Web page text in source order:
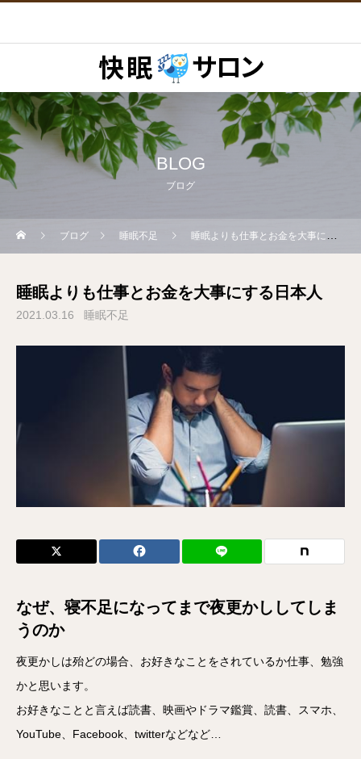
BLOG
ブログ
ブログ 睡眠不足 睡眠よりも仕事とお金を大事にする日本人
睡眠よりも仕事とお金を大事にする日本人
2021.03.16 睡眠不足
なぜ、寝不足になってまで夜更かししてしま
うのか
夜更かしは殆どの場合、お好きなことをされているか仕事、勉強
かと思います。
お好きなことと言えば読書、映画やドラマ鑑賞、読書、スマホ、
YouTube、Facebook、twitterなどなど…